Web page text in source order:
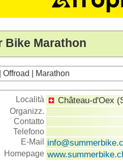
Bike Marathon
Offroad | Marathon
Località Château-d'Oex
Organizz.
Contatto
Telefono
E-Mail
Homepage